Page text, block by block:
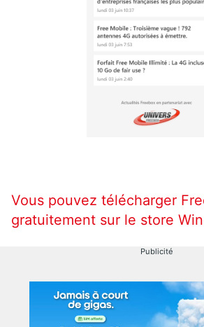
Vous pouvez télécharger
gratuitement sur le store
Publicité